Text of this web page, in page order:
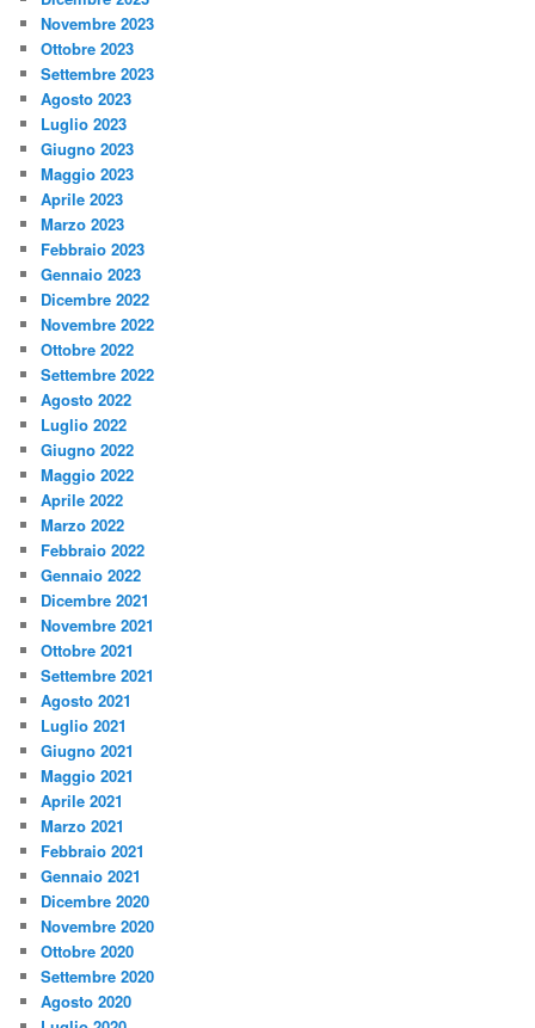
Novembre 2023
Ottobre 2023
Settembre 2023
Agosto 2023
Luglio 2023
Giugno 2023
Maggio 2023
Aprile 2023
Marzo 2023
Febbraio 2023
Gennaio 2023
Dicembre 2022
Novembre 2022
Ottobre 2022
Settembre 2022
Agosto 2022
Luglio 2022
Giugno 2022
Maggio 2022
Aprile 2022
Marzo 2022
Febbraio 2022
Gennaio 2022
Dicembre 2021
Novembre 2021
Ottobre 2021
Settembre 2021
Agosto 2021
Luglio 2021
Giugno 2021
Maggio 2021
Aprile 2021
Marzo 2021
Febbraio 2021
Gennaio 2021
Dicembre 2020
Novembre 2020
Ottobre 2020
Settembre 2020
Agosto 2020